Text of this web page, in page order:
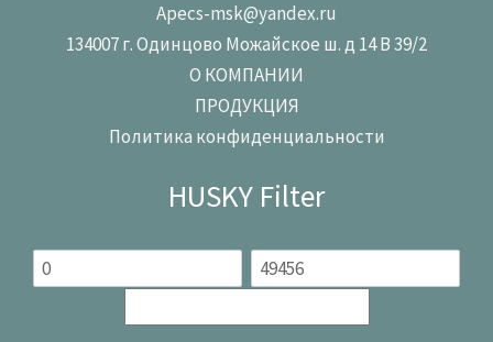
Apecs-msk@yandex.ru
134007 г. Одинцово Можайское ш. д 14 В 39/2
О КОМПАНИИ
ПРОДУКЦИЯ
Политика конфиденциальности
HUSKY Filter